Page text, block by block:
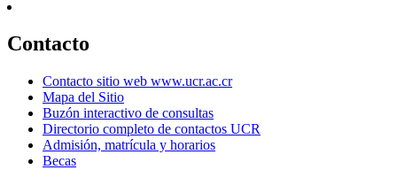
Contacto
Contacto sitio web www.ucr.ac.cr
Mapa del Sitio
Buzón interactivo de consultas
Directorio completo de contactos UCR
Admisión, matrícula y horarios
Becas